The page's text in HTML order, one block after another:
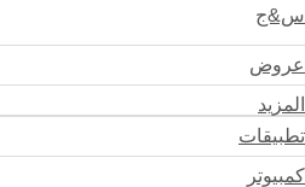
س&ج
عروض
المزيد
تطبيقات
كمبيوتر